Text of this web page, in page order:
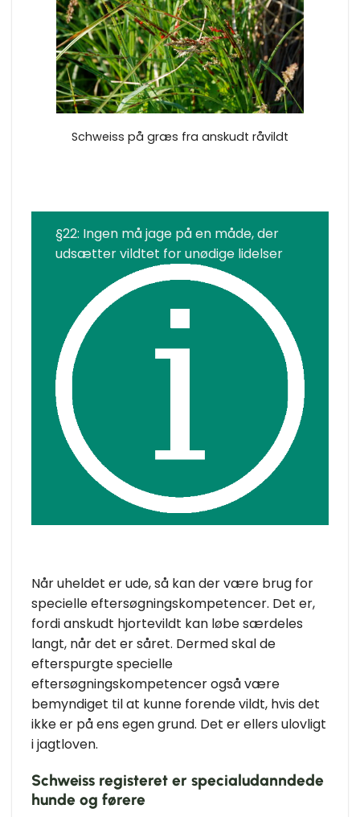
Schweiss på græs fra anskudt råvildt
§22: Ingen må jage på en måde, der
udsætter vildtet for unødige lidelser
Når uheldet er ude, så kan der være brug for
specielle eftersøgningskompetencer. Det er,
fordi anskudt hjortevildt kan løbe særdeles
langt, når det er såret. Dermed skal de
efterspurgte specielle
eftersøgningskompetencer også være
bemyndiget til at kunne forende vildt, hvis det
ikke er på ens egen grund. Det er ellers ulovligt
i jagtloven.
Schweiss registeret er specialudanndede
hunde og førere